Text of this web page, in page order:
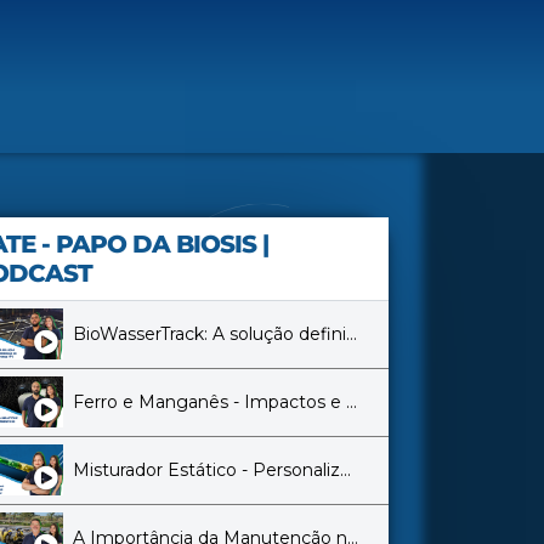
- PAPO DA BIOSIS |
BioWasserTrack: A solução definitiva para remoção de lodo em decantadores.
Ferro e Manganês - Impactos e Soluções de Tratamento de Água #3
Misturador Estático - Personalização que faz a diferença! #2
A Importância da Manutenção nos Sistemas de Aeração